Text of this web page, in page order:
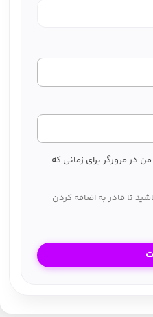
در مرورگر برای زمانی که
تا قادر به اضافه کردن